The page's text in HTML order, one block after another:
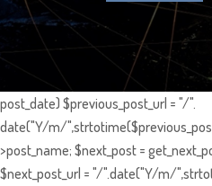
post_date) $previous_post_url = "/".
date("Y/m/
>post_name; $next_post =
$next_post_url = "/".date("Y/m/